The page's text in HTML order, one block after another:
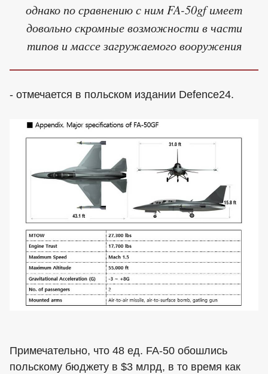
однако по сравнению с ним FA-50gf имеет
довольно скромные возможности в части
типов и массе загружаемого вооружения
- отмечается в польском издании Defence24.
Примечательно, что 48 ед. FA-50 обошлись
польскому бюджету в $3 млрд, в то время как